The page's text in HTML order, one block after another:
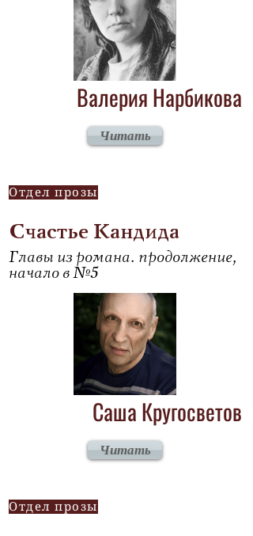
Валерия Нарбикова
Читать
Отдел прозы
Счастье Кандида
Главы из романа. продолжение,
начало в №5
Саша Кругосветов
Читать
Отдел прозы